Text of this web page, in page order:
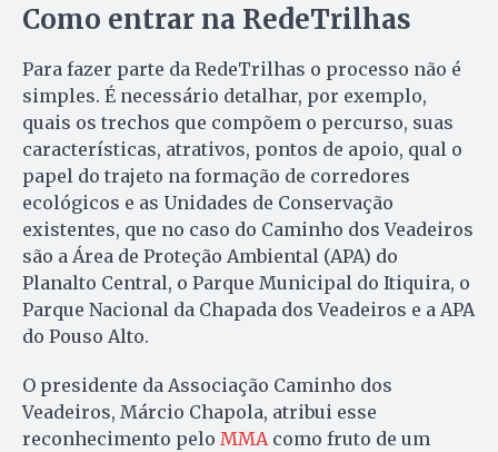
Como entrar na RedeTrilhas
Para fazer parte da RedeTrilhas o processo não é
simples. É necessário detalhar, por exemplo,
quais os trechos que compõem o percurso, suas
características, atrativos, pontos de apoio, qual o
papel do trajeto na formação de corredores
ecológicos e as Unidades de Conservação
existentes, que no caso do Caminho dos Veadeiros
são a Área de Proteção Ambiental (APA) do
Planalto Central, o Parque Municipal do Itiquira, o
Parque Nacional da Chapada dos Veadeiros e a APA
do Pouso Alto.
O presidente da Associação Caminho dos
Veadeiros, Márcio Chapola, atribui esse
reconhecimento pelo MMA como fruto de um